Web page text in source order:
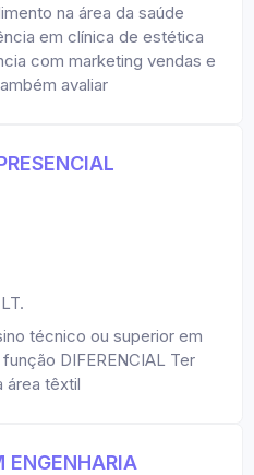
na área da saúde
em clínica de estética
com marketing vendas e
avaliar
técnico ou superior em
DIFERENCIAL Ter
área têxtil
ENGENHARIA